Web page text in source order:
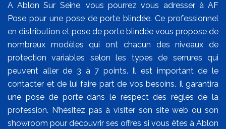
A Ablon Sur Seine, vous pourrez vous adresser à AF
Pose pour une pose de porte blindée. Ce professionnel
en distribution et pose de porte blindée vous propose de
nombreux modèles qui ont chacun des niveaux de
protection variables selon les types de serrures qui
peuvent aller de 3 à 7 points. Il est important de le
contacter et de lui faire part de vos besoins. Il garantira
une pose de porte dans le respect des règles de la
profession. N’hésitez pas à visiter son site web ou son
showroom pour découvrir ses offres si vous êtes à Ablon